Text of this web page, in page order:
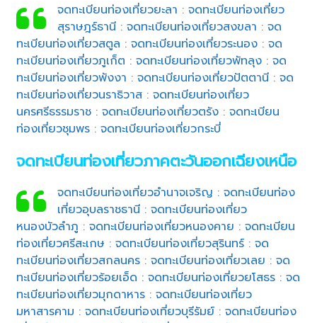
จดทะเบียนท่องเที่ยวยะลา : จดทะเบียนท่องเที่ยว
สุราษฎร์ธานี: จดทะเบียนท่องเที่ยวสงขลา : จด
ทะเบียนท่องเที่ยวสตูล :จดทะเบียนท่องเที่ยวระนอง :จด
ทะเบียนท่องเที่ยวภูเก็ต :จดทะเบียนท่องเที่ยวพัทลุง :จด
ทะเบียนท่องเที่ยวพังงา :จดทะเบียนท่องเที่ยวปัตตานี :จด
ทะเบียนท่องเที่ยวนราธิวาส :จดทะเบียนท่องเที่ยว
นครศรีธรรมราช :จดทะเบียนท่องเที่ยวตรัง :จดทะเบียน
ท่องเที่ยวชุมพร :จดทะเบียนท่องเที่ยวกระบี่
จดทะเบียนท่องเที่ยวภาคตะวันออกเฉียงเหนือ
จดทะเบียนท่องเที่ยวอำนาจเจริญ : จดทะเบียนท่อง
เที่ยวอุบลราชธานี: จดทะเบียนท่องเที่ยว
หนองบัวลำภู :จดทะเบียนท่องเที่ยวหนองคาย :จดทะเบียน
ท่องเที่ยวศรีสะเกษ :จดทะเบียนท่องเที่ยวสุรินทร์ :จด
ทะเบียนท่องเที่ยวสกลนคร :จดทะเบียนท่องเที่ยวเลย :จด
ทะเบียนท่องเที่ยวร้อยเอ็ด :จดทะเบียนท่องเที่ยวยโสธร :จด
ทะเบียนท่องเที่ยวมุกดาหาร :จดทะเบียนท่องเที่ยว
มหาสารคาม :จดทะเบียนท่องเที่ยวบุรีรัมย์ :จดทะเบียนท่อง